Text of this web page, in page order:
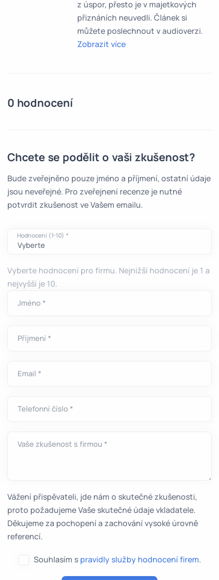
z úspor, přesto je v majetkových
přiznáních neuvedli. Článek si
můžete poslechnout v audioverzi.
Zobrazit více
0 hodnocení
Chcete se podělit o vaši zkušenost?
Bude zveřejněno pouze jméno a příjmení, ostatní údaje
jsou neveřejné. Pro zveřejnení recenze je nutné
potvrdit zkušenost ve Vašem emailu.
Hodnocení (1-10) *
Vyberte hodnocení pro firmu. Nejnižší hodnocení je 1 a
nejvyšší je 10.
Jméno *
Příjmení *
Email *
Telefonní číslo *
Vaše zkušenost s firmou *
Vážení přispěvateli, jde nám o skutečné zkušenosti,
proto požadujeme Vaše skutečné údaje vkladatele.
Děkujeme za pochopení a zachování vysoké úrovně
referencí.
Souhlasím s pravidly služby hodnocení firem.